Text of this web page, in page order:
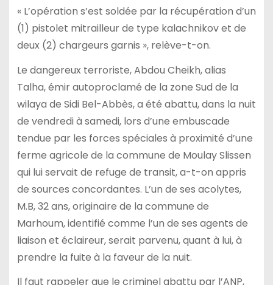
« L’opération s’est soldée par la récupération d’un
(1) pistolet mitrailleur de type kalachnikov et de
deux (2) chargeurs garnis », relève-t-on.
Le dangereux terroriste, Abdou Cheikh, alias
Talha, émir autoproclamé de la zone Sud de la
wilaya de Sidi Bel-Abbès, a été abattu, dans la nuit
de vendredi à samedi, lors d’une embuscade
tendue par les forces spéciales à proximité d’une
ferme agricole de la commune de Moulay Slissen
qui lui servait de refuge de transit, a-t-on appris
de sources concordantes. L’un de ses acolytes,
M.B, 32 ans, originaire de la commune de
Marhoum, identifié comme l’un de ses agents de
liaison et éclaireur, serait parvenu, quant à lui, à
prendre la fuite à la faveur de la nuit.
Il faut rappeler que le criminel abattu par l’ANP,